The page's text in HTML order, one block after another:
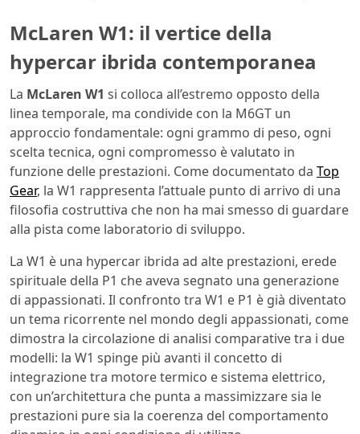
McLaren W1: il vertice della
hypercar ibrida contemporanea
La McLaren W1 si colloca all’estremo opposto della
linea temporale, ma condivide con la M6GT un
approccio fondamentale: ogni grammo di peso, ogni
scelta tecnica, ogni compromesso è valutato in
funzione delle prestazioni. Come documentato da Top
Gear, la W1 rappresenta l’attuale punto di arrivo di una
filosofia costruttiva che non ha mai smesso di guardare
alla pista come laboratorio di sviluppo.
La W1 è una hypercar ibrida ad alte prestazioni, erede
spirituale della P1 che aveva segnato una generazione
di appassionati. Il confronto tra W1 e P1 è già diventato
un tema ricorrente nel mondo degli appassionati, come
dimostra la circolazione di analisi comparative tra i due
modelli: la W1 spinge più avanti il concetto di
integrazione tra motore termico e sistema elettrico,
con un’architettura che punta a massimizzare sia le
prestazioni pure sia la coerenza del comportamento